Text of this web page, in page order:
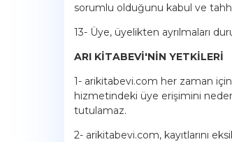
sorumlu olduğunu kabul ve
13- Üye, üyelikten ayrılmaları
ARI KİTABEVİ'NİN YETKİLERİ
1- arikitabevi.com her zaman
hizmetindeki üye erişimini
tutulamaz.
2- arikitabevi.com, kayıtlarını